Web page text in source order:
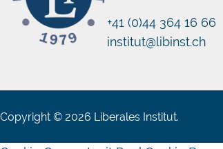
+41 (0)44 364 16 66
institut@libinst.ch
Copyright © 2026 Liberales Institut.